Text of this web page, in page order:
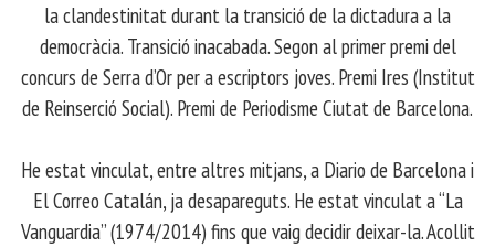
la clandestinitat durant la transició de la dictadura a la
democràcia. Transició inacabada. Segon al primer premi del
concurs de Serra d’Or per a escriptors joves. Premi Ires (Institut
de Reinserció Social). Premi de Periodisme Ciutat de Barcelona.
​ He estat vinculat, entre altres mitjans, a Diario de Barcelona i
El Correo Catalán, ja desapareguts. He estat vinculat a “La
Vanguardia” (1974/2014) fins que vaig decidir deixar-la. Acollit